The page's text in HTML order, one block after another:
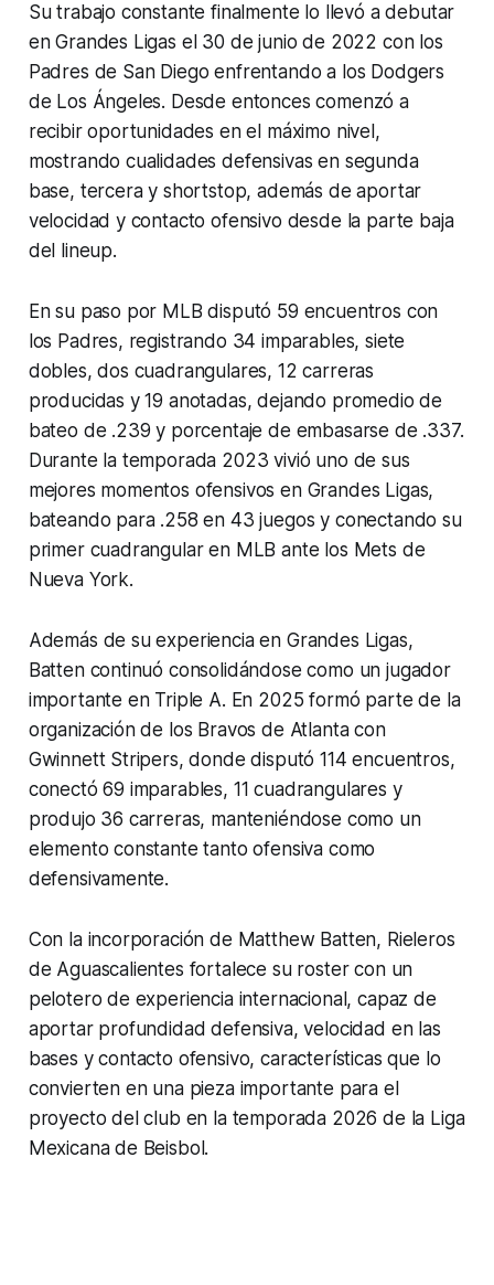
Su trabajo constante finalmente lo llevó a debutar
en Grandes Ligas el 30 de junio de 2022 con los
Padres de San Diego enfrentando a los Dodgers
de Los Ángeles. Desde entonces comenzó a
recibir oportunidades en el máximo nivel,
mostrando cualidades defensivas en segunda
base, tercera y shortstop, además de aportar
velocidad y contacto ofensivo desde la parte baja
del lineup.
En su paso por MLB disputó 59 encuentros con
los Padres, registrando 34 imparables, siete
dobles, dos cuadrangulares, 12 carreras
producidas y 19 anotadas, dejando promedio de
bateo de .239 y porcentaje de embasarse de .337.
Durante la temporada 2023 vivió uno de sus
mejores momentos ofensivos en Grandes Ligas,
bateando para .258 en 43 juegos y conectando su
primer cuadrangular en MLB ante los Mets de
Nueva York.
Además de su experiencia en Grandes Ligas,
Batten continuó consolidándose como un jugador
importante en Triple A. En 2025 formó parte de la
organización de los Bravos de Atlanta con
Gwinnett Stripers, donde disputó 114 encuentros,
conectó 69 imparables, 11 cuadrangulares y
produjo 36 carreras, manteniéndose como un
elemento constante tanto ofensiva como
defensivamente.
Con la incorporación de Matthew Batten, Rieleros
de Aguascalientes fortalece su roster con un
pelotero de experiencia internacional, capaz de
aportar profundidad defensiva, velocidad en las
bases y contacto ofensivo, características que lo
convierten en una pieza importante para el
proyecto del club en la temporada 2026 de la Liga
Mexicana de Beisbol.